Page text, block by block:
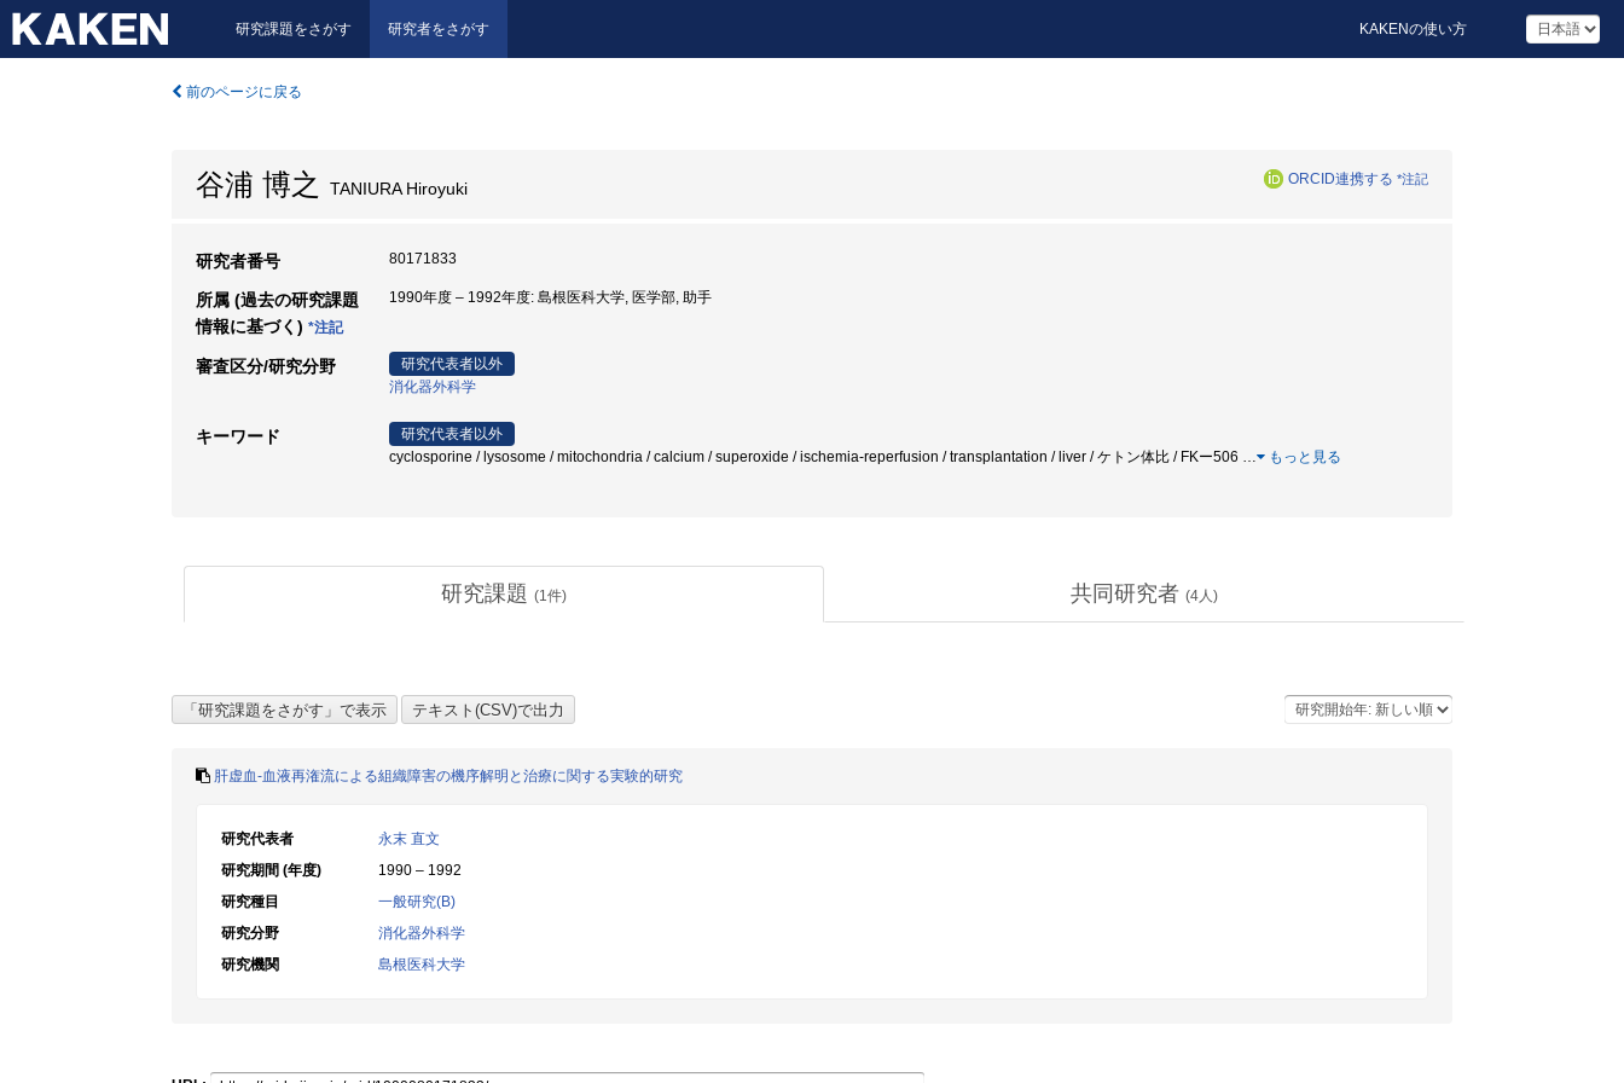
研究課題をさがす 研究者をさがす KAKENの使い方
前のページに戻る
谷浦 博之 TANIURA Hiroyuki ORCID連携する *注記
研究者番号 80171833
所属 (過去の研究課題
情報に基づく) *注記
1990年度 – 1992年度: 島根医科大学, 医学部, 助手
審査区分/研究分野
研究代表者以外
消化器外科学
キーワード
研究代表者以外
cyclosporine / lysosome / mitochondria / calcium / superoxide / ischemia-reperfusion / transplantation / liver / ケトン体比 / FKー506 … もっと見る
研究課題 (1件) 共同研究者 (4人)
肝虚血-血液再潅流による組織障害の機序解明と治療に関する実験的研究
研究代表者
永末 直文
研究期間 (年度)
1990 – 1992
研究種目
一般研究(B)
研究分野
消化器外科学
研究機関
島根医科大学